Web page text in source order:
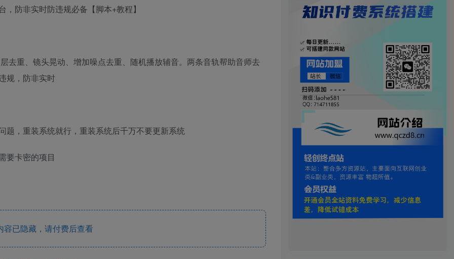
防非实时防违规必备【脚本+教程】
去重、镜头晃动、增加噪点去重、随机播放辅音。两条音轨帮助音师去
规，防非实时
题，重装系统就行，重装系统后千万不要更新系统
要卡密的项目
已隐藏，请付费后查看